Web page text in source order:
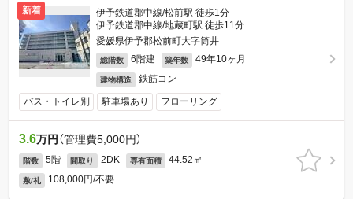
新着
伊予鉄道郡中線/松前駅 徒歩1分
伊予鉄道郡中線/地蔵町駅 徒歩11分
愛媛県伊予郡松前町大字筒井
総階数 6階建 築年数 49年10ヶ月
建物構造 鉄筋コン
バス・トイレ別 駐車場あり フローリング
3.6万円 （管理費5,000円）
階数 5階 間取り 2DK 専有面積 44.52㎡
敷/礼 108,000円/不要